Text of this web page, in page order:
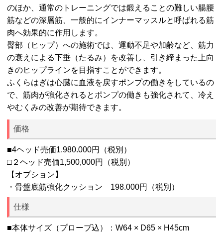
のほか、通常のトレーニングでは鍛えることの難しい腸腰
筋などの深層筋、一般的にインナーマッスルと呼ばれる筋
肉へ効果的に作用します。
臀部（ヒップ）への施術では、運動不足や加齢など、筋力
の衰えによる下垂（たるみ）を改善し、引き締まった上向
きのヒップラインを目指すことができます。
ふくらはぎは心臓に血液を戻すポンプの働きをしているの
で、筋肉が強化されるとポンプの働きも強化されて、冷え
やむくみの改善が期待できます。
価格
■4ヘッド売価1.980.000円（税別）
□２ヘッド売価1,500,000円（税別）
【オプション】
・骨盤底筋強化クッション 198.000円（税別）
仕様
■本体サイズ（プローブ込）：W64 × D65 × H45cm